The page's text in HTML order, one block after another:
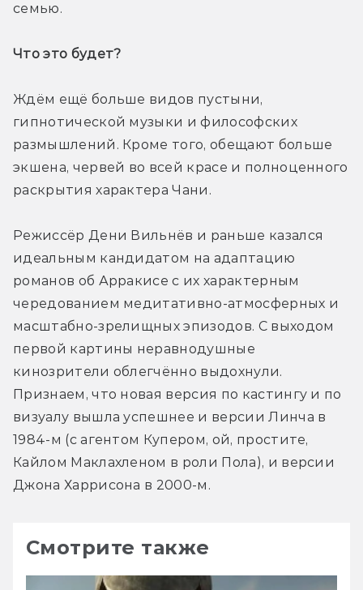
семью.
Что это будет?
Ждём ещё больше видов пустыни,
гипнотической музыки и философских
размышлений. Кроме того, обещают больше
экшена, червей во всей красе и полноценного
раскрытия характера Чани.
Режиссёр Дени Вильнёв и раньше казался
идеальным кандидатом на адаптацию
романов об Арракисе с их характерным
чередованием медитативно-атмосферных и
масштабно-зрелищных эпизодов. С выходом
первой картины неравнодушные
кинозрители облегчённо выдохнули.
Признаем, что новая версия по кастингу и по
визуалу вышла успешнее и версии Линча в
1984-м (с агентом Купером, ой, простите,
Кайлом Маклахленом в роли Пола), и версии
Джона Харрисона в 2000-м.
Смотрите также